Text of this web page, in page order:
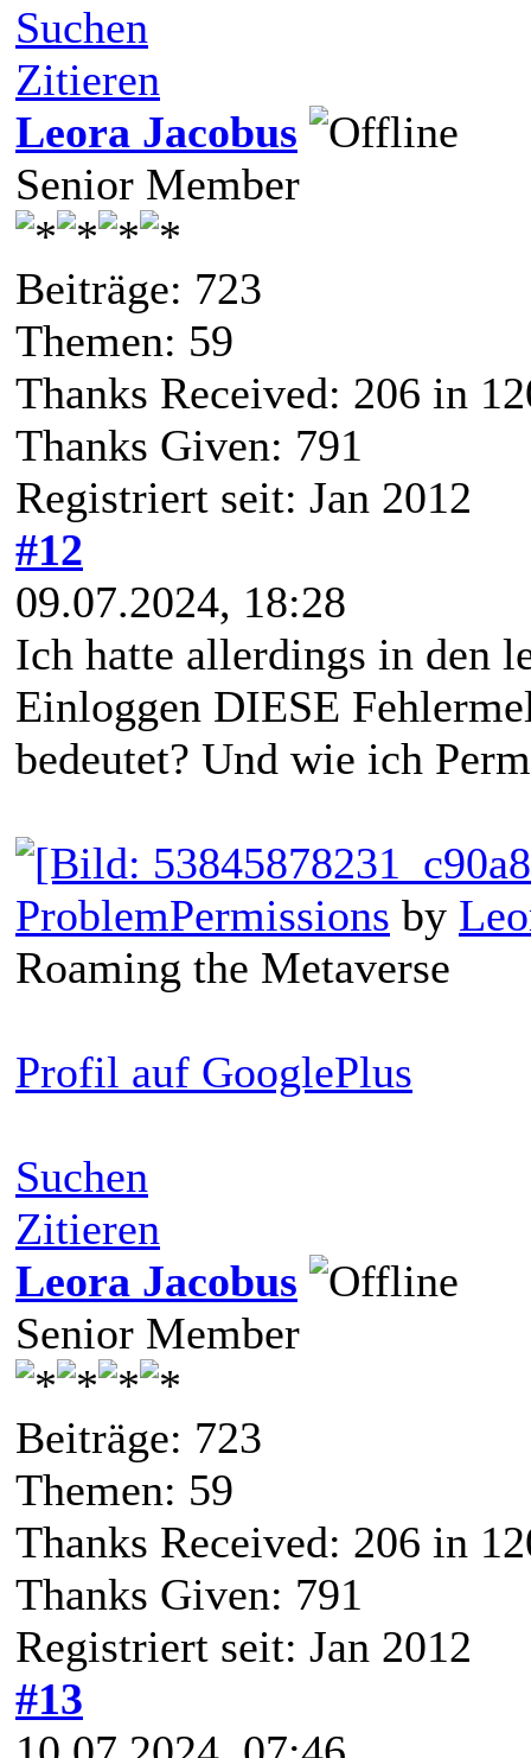
Suchen
Zitieren
Leora Jacobus
Senior Member
Beiträge: 723
Themen: 59
Thanks Received: 206 in
Thanks Given: 791
Registriert seit: Jan 2012
#12
09.07.2024, 18:28
Ich hatte allerdings in den
Einloggen DIESE
bedeutet? Und wie ich
ProblemPermissions by
Roaming the Metaverse
Profil auf GooglePlus
Suchen
Zitieren
Leora Jacobus
Senior Member
Beiträge: 723
Themen: 59
Thanks Received: 206 in
Thanks Given: 791
Registriert seit: Jan 2012
#13